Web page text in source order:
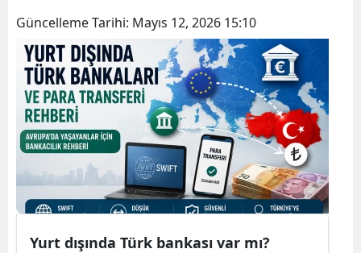
Güncelleme Tarihi: Mayıs 12, 2026 15:10
Yurt dışında Türk bankası var mı?